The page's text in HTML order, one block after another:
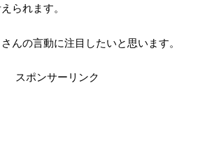
られます。
んの言動に注目したいと思います。
スポンサーリンク